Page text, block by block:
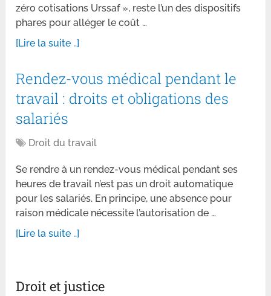
zéro cotisations Urssaf », reste l’un des dispositifs
phares pour alléger le coût …
[Lire la suite ..]
Rendez-vous médical pendant le
travail : droits et obligations des
salariés
Droit du travail
Se rendre à un rendez-vous médical pendant ses
heures de travail n’est pas un droit automatique
pour les salariés. En principe, une absence pour
raison médicale nécessite l’autorisation de …
[Lire la suite ..]
Droit et justice